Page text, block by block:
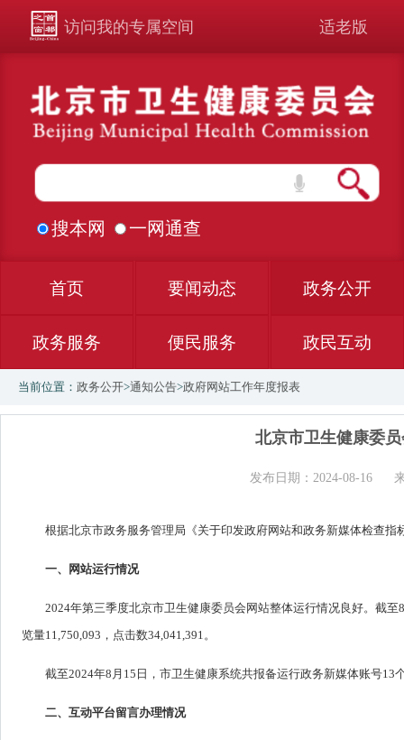
访问我的专属空间 适老版
搜本网 一网通查
首页 要闻动态 政务公开
政务服务 便民服务 政民互动
当前位置： 政务公开>通知公告>政府网站工作年度报表
北京市卫生健康委
发布日期：2024-08-16
根据北京市政务服务管理局《关于印发政府网站和政务新媒体检查指
一、网站运行情况
2024年第三季度北京市卫生健康委员会网站整体运行情况良好。截
览量11,750,093，点击数34,041,391。
截至2024年8月15日，市卫生健康系统共报备运行政务新媒体账号
二、互动平台留言办理情况